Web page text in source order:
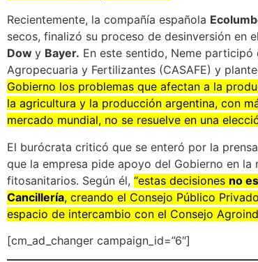
Recientemente, la compañía española
secos, finalizó su proceso de desinversión en
Dow y Bayer. En este sentido, Neme participó
Agropecuaria y Fertilizantes (CASAFE) y
Gobierno los problemas que afectan a la
la agricultura y la producción argentina, con
mercado mundial, no se resuelve en una
El burócrata criticó que se enteró por la
que la empresa pide apoyo del Gobierno en
fitosanitarios. Según él, “estas decisiones no
Cancillería, creando el Consejo Público
espacio de intercambio con el Consejo
[cm_ad_changer campaign_id=”6″]